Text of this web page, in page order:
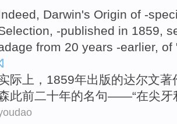
, Darwin's Origin of -
-published in 1859,
from 20 years -earlier, of
际上 ，1859年出版的达尔文著
此前二十年的名句——“在尖牙